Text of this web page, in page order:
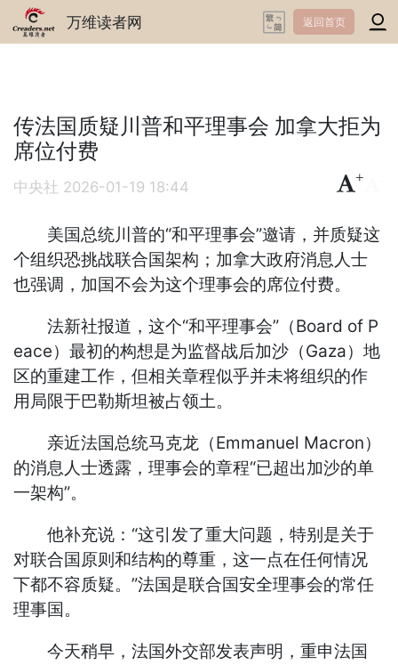
万维读者网 返回首页
传法国质疑川普和平理事会 加拿大拒为
席位付费
中央社 2026-01-19 18:44
+
美国总统川普的“和平理事会”邀请，并质疑这
个组织恐挑战联合国架构；加拿大政府消息人士
也强调，加国不会为这个理事会的席位付费。
法新社报道，这个“和平理事会”（Board of P
eace）最初的构想是为监督战后加沙（Gaza）地
区的重建工作，但相关章程似乎并未将组织的作
用局限于巴勒斯坦被占领土。
亲近法国总统马克龙（Emmanuel Macron）
的消息人士透露，理事会的章程“已超出加沙的单
一架构”。
他补充说：“这引发了重大问题，特别是关于
对联合国原则和结构的尊重，这一点在任何情况
下都不容质疑。”法国是联合国安全理事会的常任
理事国。
今天稍早，法国外交部发表声明，重申法国